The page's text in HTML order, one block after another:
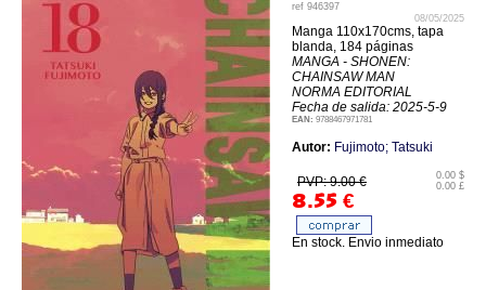
ref 946397
08/05/2025
Manga 110x170cms, tapa
blanda, 184 páginas
MANGA - SHONEN:
CHAINSAW MAN
NORMA EDITORIAL
Fecha de salida: 2025-5-9
EAN: 9788467971781
Autor: Fujimoto; Tatsuki
PVP: 9.00 €
8.55 €
0.00 $
0.00 £
En stock. Envio inmediato